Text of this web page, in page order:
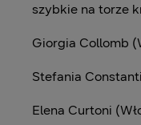
szybkie na torze
Giorgia Collomb
Stefania
Elena Curtoni